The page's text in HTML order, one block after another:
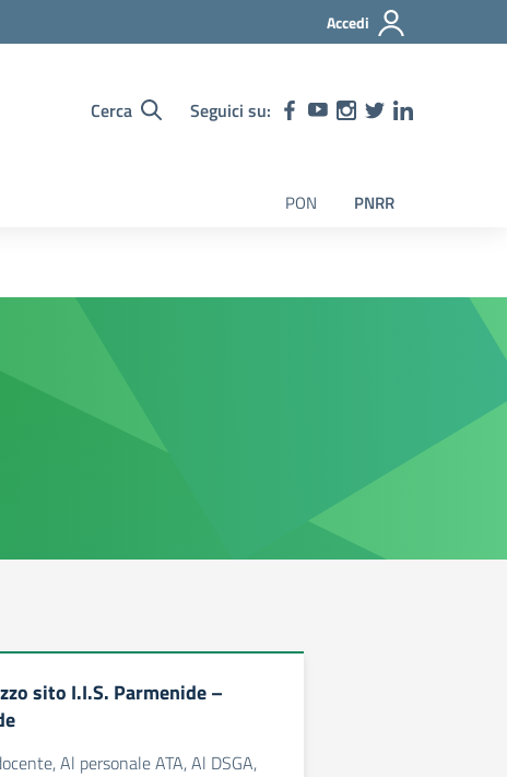
Accedi
Cerca Seguici su:
PON PNRR
sito I.I.S. Parmenide –
Al personale ATA, Al DSGA,